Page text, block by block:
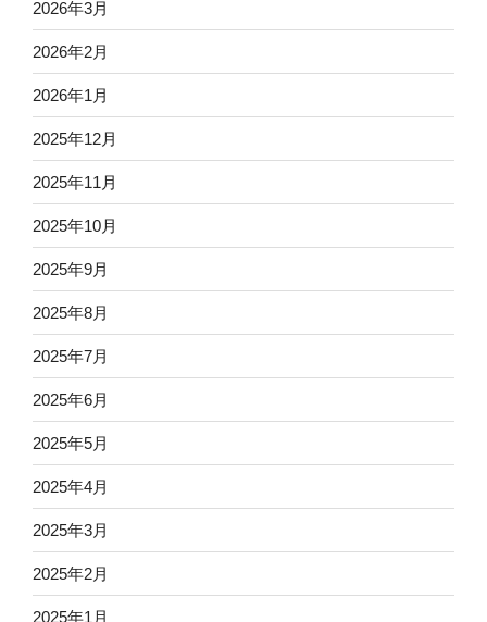
2026年3月
2026年2月
2026年1月
2025年12月
2025年11月
2025年10月
2025年9月
2025年8月
2025年7月
2025年6月
2025年5月
2025年4月
2025年3月
2025年2月
2025年1月